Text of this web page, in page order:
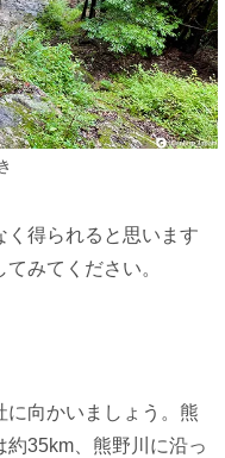
得られると思います
みてください。
に向かいましょう。熊
35km、熊野川に沿っ